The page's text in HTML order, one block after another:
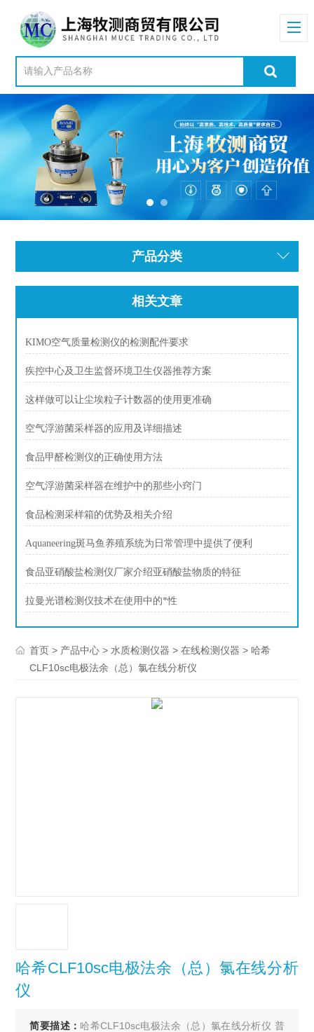
产品分类
相关文章
KIMO空气质量检测仪的检测配件要求
疾控中心及卫生监督环境卫生仪器推荐方案
这样做可以让尘埃粒子计数器的使用更准确
空气浮游菌采样器的应用及详细描述
食品甲醛检测仪的正确使用方法
空气浮游菌采样器在维护中的那些小窍门
食品检测采样箱的优势及相关介绍
Aquaneering斑马鱼养殖系统为日常管理中提供了便利
食品亚硝酸盐检测仪厂家介绍亚硝酸盐物质的特征
拉曼光谱检测仪技术在使用中的*性
首页 > 产品中心 > 水质检测仪器 >在线检测仪器 > 哈希
CLF10sc电极法余（总）氯在线分析仪
哈希CLF10sc电极法余（总）氯在线分析
仪
简要描述： 哈希CLF10sc电极法余（总）氯在线分析仪 普